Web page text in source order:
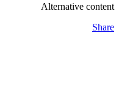
Alternative content
Share